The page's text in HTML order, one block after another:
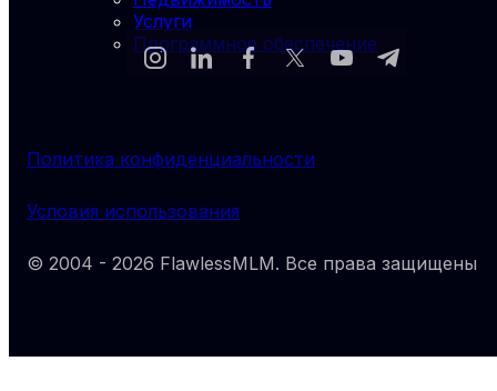
Услуги
Программное обеспечение
© 2004 - 2026 FlawlessMLM. Все права защищены
Условия использования
Политика конфиденциальности